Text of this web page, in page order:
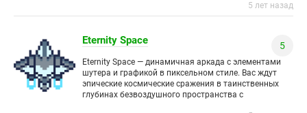
5 лет назад
Eternity Space 5
Eternity Space — динамичная аркада с элементами
шутера и графикой в пиксельном стиле. Вас ждут
эпические космические сражения в таинственных
глубинах безвоздушного пространства с